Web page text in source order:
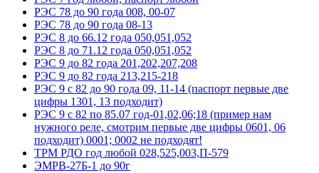
РЭС 78 до 90 года 008, 00-07
РЭС 78 до 90 года 08-13
РЭС 8 до 66.12 года 050,051,052
РЭС 8 до 71.12 года 050,051,052
РЭС 9 до 82 года 201,202,207,208
РЭС 9 до 82 года 213,215-218
РЭС 9 с 82 до 90 года 09, 11-14 (паспорт первые две
цифры 1301, 13 подходит)
РЭС 9 с 82 по 85.07 год-01,02,06;18 (пример нам
нужного реле, смотрим первые две цифры 0601, 06
подходит) 0001; 0002 не подходят!
ТРМ РДО год любой 028,525,003,П-579
ЭМРВ-27Б-1 до 90г